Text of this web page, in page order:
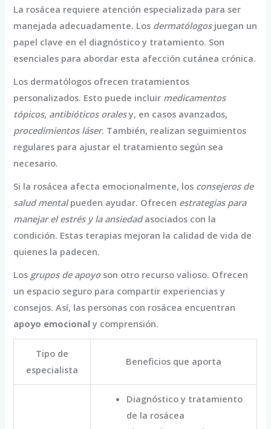
La rosácea requiere atención especializada para ser
manejada adecuadamente. Los dermatólogosjuegan un
papel clave en el diagnóstico y tratamiento. Son
esenciales para abordar esta afección cutánea crónica.
Los dermatólogos ofrecen tratamientos
personalizados. Esto puede incluir medicamentos
tópicos, antibióticos oralesy, en casos avanzados,
procedimientos láser. También, realizan seguimientos
regulares para ajustar el tratamiento según sea
necesario.
Si la rosácea afecta emocionalmente, los consejeros de
salud mentalpueden ayudar. Ofrecen estrategias para
manejar el estrés y la ansiedadasociados con la
condición. Estas terapias mejoran la calidad de vida de
quienes la padecen.
Los grupos de apoyoson otro recurso valioso. Ofrecen
un espacio seguro para compartir experiencias y
consejos. Así, las personas con rosácea encuentran
apoyo emocional y comprensión.
Tipo de
especialista
Beneficios que aporta
Diagnóstico y tratamiento
de la rosácea